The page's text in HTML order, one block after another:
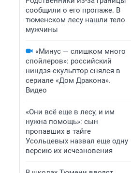
сообщили о его пропаже. В
тюменском лесу нашли тело
мужчины
«Минус — слишком много
спойлеров»: российский
ниндзя-скульптор снялся в
сериале «Дом Дракона».
Видео
«Они всё еще в лесу, и им
нужна помощь»: сын
пропавших в тайге
Усольцевых назвал еще одну
версию их исчезновения